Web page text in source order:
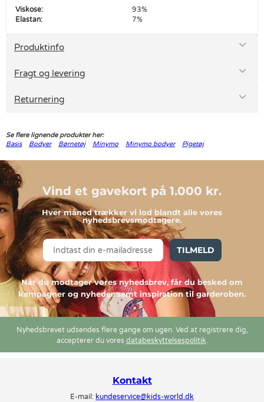
Viskose:
93%
Elastan:
7%
Produktinfo
Fragt og levering
Returnering
Se flere lignende produkter her:
Basis
Bodyer Børnetøj Minymo Minymo bodyer Pigetøj
Vind et gavekort på 1.000 kr.
Hver måned trækker vi lod blandt alle vores
nyhedsbrevsmodtagere.
TILMELD
Når du modtager vores nyhedsbrev, får du besked om
kampagner og nyheder samt inspiration til garderoben.
Nyhedsbrevet udsendes flere gange om ugen. Ved at registrere dig,
accepterer du vores databeskyttelsespolitik.
Kontakt
E-mail: kundeservice@kids-world.dk